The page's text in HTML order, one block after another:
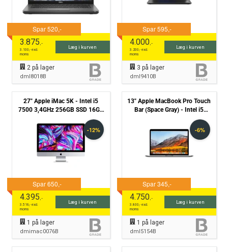
3.875,-
3.100,- excl.
moms
Læg i kurven
2på lager
dml8018B
4.000,-
3.200,- excl.
moms
Læg i kurven
3 på lager
dml9410B
27" Apple iMac 5K - Intel i5
7500 3,4GHz 256GB SSD 16GB
(Mid-2017) - Grade B
4.395,-
3.516,- excl.
moms
Læg i kurven
1 på lager
dmimac0076B
13" Apple MacBook Pro Touch
Bar (Space Gray) - Intel i5
1038NG7 2,0GHz 512GB SSD
16GB (2020) - Grade B
4.750,-
3.800,- excl.
moms
Læg i kurven
1 på lager
dml5154B